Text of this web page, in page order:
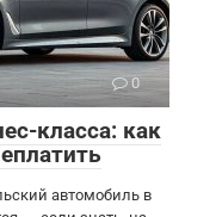
0
класса: как
автомобиль в